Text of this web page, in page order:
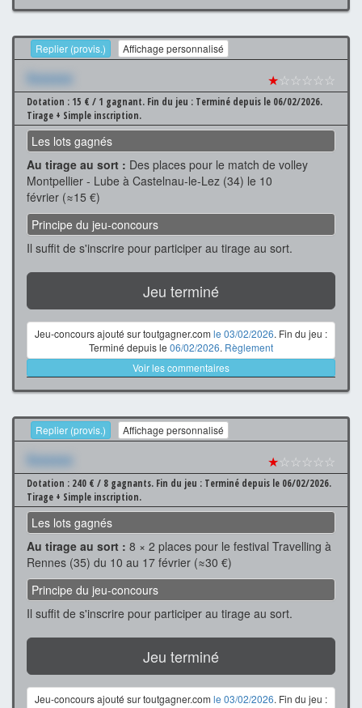
Replier (provis.) Affichage personnalisé
Xxxxxxx ★☆☆☆☆☆
Dotation : 15 € / 1 gagnant. Fin du jeu : Terminé depuis le 06/02/2026.
Tirage + Simple inscription.
Les lots gagnés
Au tirage au sort : Des places pour le match de volley
Montpellier - Lube à Castelnau-le-Lez (34) le 10
février (≈15 €)
Principe du jeu-concours
Il suffit de s'inscrire pour participer au tirage au sort.
Jeu terminé
Jeu-concours ajouté sur toutgagner.com le 03/02/2026. Fin du jeu :
Terminé depuis le 06/02/2026. Règlement
Voir les commentaires
Replier (provis.) Affichage personnalisé
Xxxxxxx ★☆☆☆☆☆
Dotation : 240 € / 8 gagnants. Fin du jeu : Terminé depuis le 06/02/2026.
Tirage + Simple inscription.
Les lots gagnés
Au tirage au sort : 8 × 2 places pour le festival Travelling à
Rennes (35) du 10 au 17 février (≈30 €)
Principe du jeu-concours
Il suffit de s'inscrire pour participer au tirage au sort.
Jeu terminé
Jeu-concours ajouté sur toutgagner.com le 03/02/2026. Fin du jeu :